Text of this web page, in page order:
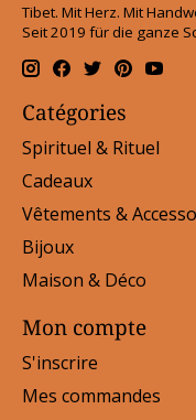
Tibet. Mit Herz. Mit
Seit 2019 für die ganze
Catégories
Spirituel & Rituel
Cadeaux
Vêtements &
Bijoux
Maison & Déco
Mon compte
S'inscrire
Mes commandes